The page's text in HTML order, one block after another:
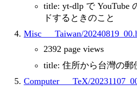
title: yt-dlp で YouTube
ドするときのこと
Misc___Taiwan/
2392 page views
title: 住所から台灣の
Computer___TeX/